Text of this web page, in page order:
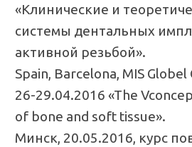
«Клинические и
системы дентальных
активной резьбой».
Spain, Barcelona, MIS
26-29.04.2016 «The
of bone and soft tissue».
Минск, 20.05.2016, курс